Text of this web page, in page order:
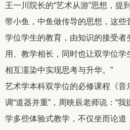
王一川院长的“艺术从游”思想，提
带小鱼，中鱼做传导的思想，这些
学位学生的教育，由知识的接受者
用、教学相长，同时也让双学位
相互濡染中实现思考与升华。”
艺术学本科双学位的必修课程《音
调“道器并重”，周映辰老师说：“
学多些体验式教学，不仅坐而论道